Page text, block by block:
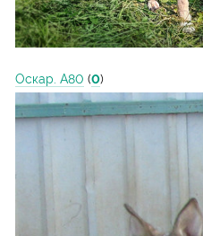
Оскар. А80 (0)